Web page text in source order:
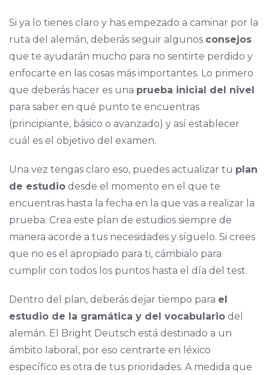
Si ya lo tienes claro y has empezado a caminar por la
ruta del alemán, deberás seguir algunos consejos
que te ayudarán mucho para no sentirte perdido y
enfocarte en las cosas más importantes. Lo primero
que deberás hacer es una prueba inicial del nivel
para saber en qué punto te encuentras
(principiante, básico o avanzado) y así establecer
cuál es el objetivo del examen.
Una vez tengas claro eso, puedes actualizar tu plan
de estudio desde el momento en el que te
encuentras hasta la fecha en la que vas a realizar la
prueba. Crea este plan de estudios siempre de
manera acorde a tus necesidades y síguelo. Si crees
que no es el apropiado para ti, cámbialo para
cumplir con todos los puntos hasta el día del test.
Dentro del plan, deberás dejar tiempo para el
estudio de la gramática y del vocabulario del
alemán. El Bright Deutsch está destinado a un
ámbito laboral, por eso centrarte en léxico
específico es otra de tus prioridades. A medida que